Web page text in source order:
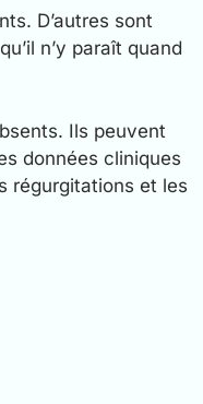
D’autres sont
n’y paraît quand
Ils peuvent
données cliniques
régurgitations et les